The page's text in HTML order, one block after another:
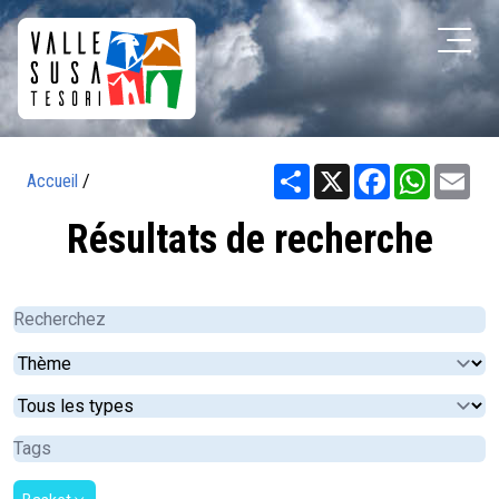
Accueil / Share X Facebook
Résultats de recherche